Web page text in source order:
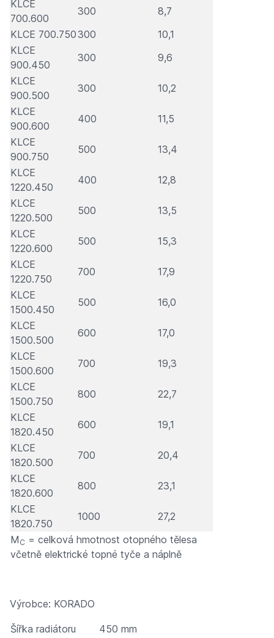
KLCE
700.600
300
8,7
KLCE 700.750300
10,1
KLCE
900.450
300
9,6
KLCE
900.500
300
10,2
KLCE
900.600
400
11,5
KLCE
900.750
500
13,4
KLCE
1220.450
400
12,8
KLCE
1220.500
500
13,5
KLCE
1220.600
500
15,3
KLCE
1220.750
700
17,9
KLCE
1500.450
500
16,0
KLCE
1500.500
600
17,0
KLCE
1500.600
700
19,3
KLCE
1500.750
800
22,7
KLCE
1820.450
600
19,1
KLCE
1820.500
700
20,4
KLCE
1820.600
800
23,1
KLCE
1820.750
1000
27,2
M C = celková hmotnost otopného tělesa
včetně elektrické topné tyče a náplně
Výrobce: KORADO
Šířka radiátoru
450 mm